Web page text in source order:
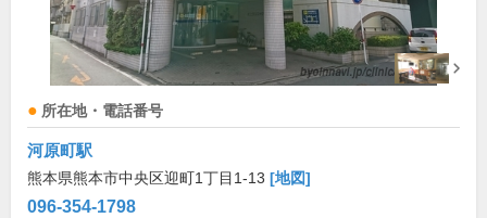
所在地・電話番号
河原町駅
熊本県熊本市中央区迎町1丁目1-13 [地図]
096-354-1798